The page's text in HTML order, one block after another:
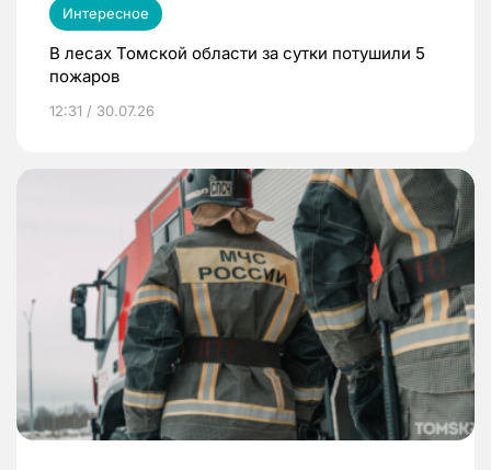
Интересное
В лесах Томской области за сутки потушили 5
пожаров
12:31 / 30.07.26